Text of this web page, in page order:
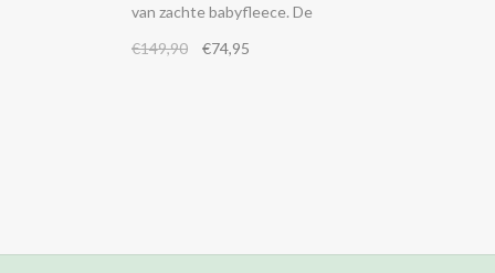
van zachte babyfleece. De
tailleband met trekkoord,
€149,90 €74,95